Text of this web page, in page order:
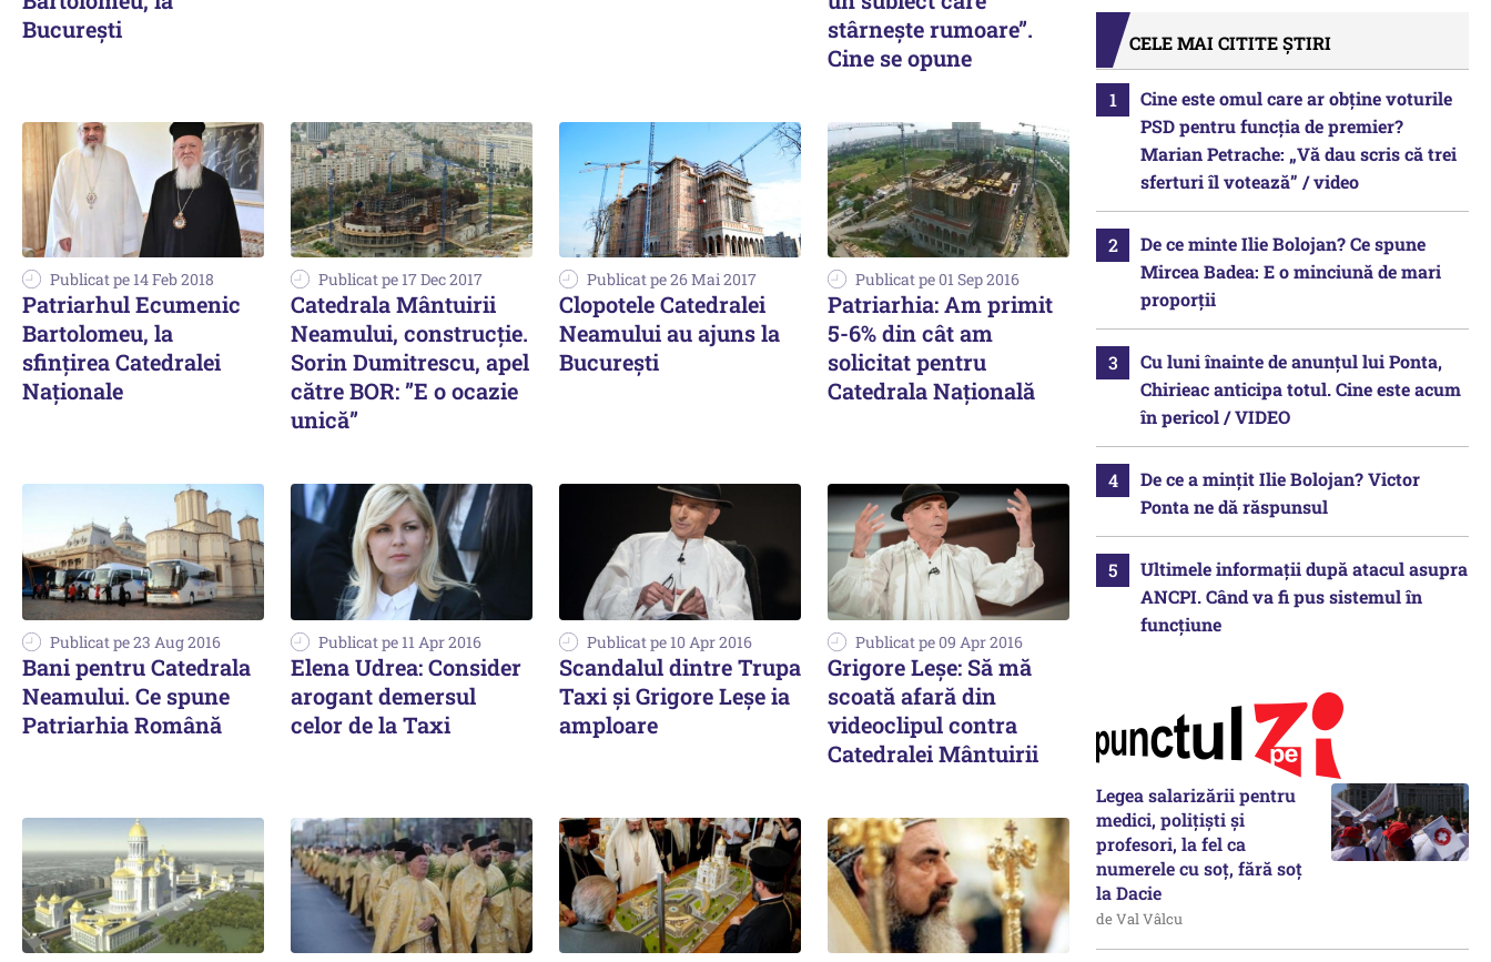
Bucureşti
stârnește rumoare”.
Cine se opune
Publicat pe 14 Feb 2018
Patriarhul Ecumenic
Bartolomeu, la
sfinţirea Catedralei
Naţionale
Publicat pe 17 Dec 2017
Catedrala Mântuirii
Neamului, construcție.
Sorin Dumitrescu, apel
către BOR: ”E o ocazie
unică”
Publicat pe 26 Mai 2017
Clopotele Catedralei
Neamului au ajuns la
București
Publicat pe 01 Sep 2016
Patriarhia: Am primit
5-6% din cât am
solicitat pentru
Catedrala Naţională
Publicat pe 23 Aug 2016
Bani pentru Catedrala
Neamului. Ce spune
Patriarhia Română
Publicat pe 11 Apr 2016
Elena Udrea: Consider
arogant demersul
celor de la Taxi
Publicat pe 10 Apr 2016
Scandalul dintre Trupa
Taxi și Grigore Leşe ia
amploare
Publicat pe 09 Apr 2016
Grigore Leșe: Să mă
scoată afară din
videoclipul contra
Catedralei Mântuirii
CELE MAI CITITE ȘTIRI
Cine este omul care ar obține voturile
PSD pentru funcția de premier?
Marian Petrache: „Vă dau scris că trei
sferturi îl votează” / video
De ce minte Ilie Bolojan? Ce spune
Mircea Badea: E o minciună de mari
proporții
Cu luni înainte de anunțul lui Ponta,
Chirieac anticipa totul. Cine este acum
în pericol / VIDEO
De ce a mințit Ilie Bolojan? Victor
Ponta ne dă răspunsul
Ultimele informații după atacul asupra
ANCPI. Când va fi pus sistemul în
funcțiune
Legea salarizării pentru
medici, polițiști și
profesori, la fel ca
numerele cu soț, fără soț
la Dacie
de Val Vâlcu